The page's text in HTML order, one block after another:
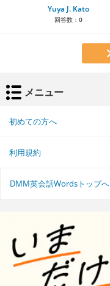
Yuya J. Kato
回答数： 0
メニュー
初めての方へ
利用規約
DMM英会話Wordsトップへ